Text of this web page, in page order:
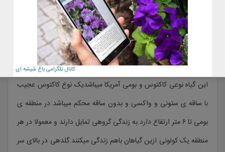
Lophocereus schottii
این گیاه نوعی کاکتوس و بومی آمریکا میباشدیک نوع کاکتوس عجیب
با ساقه ی ستونی و واکسی و بدون ساقه محکم میباشد در منطقه ی
بومی تا ۶ متر ارتفاع دارد.به زندگی گروهی تمایل دارند و معمولا در هر
منطقه یک کولونی ازین گیاهان باهم زندگی میکنند.گلدهی در بالای سر
کانال تلگرامی باغ شیشه ای